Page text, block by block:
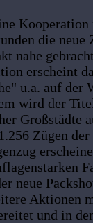
die
nahe
erscheint
u.a. auf der
wird der
Großstädte
Zügen
neue
Aktionen
und in